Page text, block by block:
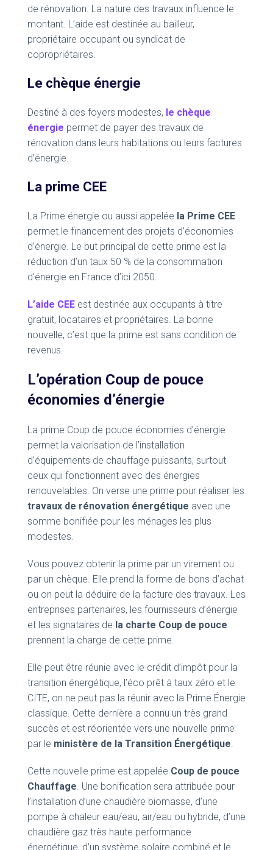
de rénovation. La nature des travaux influence le
montant. L’aide est destinée au bailleur,
propriétaire occupant ou syndicat de
copropriétaires.
Le chèque énergie
Destiné à des foyers modestes, le chèque
énergie permet de payer des travaux de
rénovation dans leurs habitations ou leurs factures
d’énergie.
La prime CEE
La Prime énergie ou aussi appelée la Prime CEE
permet le financement des projets d’économies
d’énergie. Le but principal de cette prime est la
réduction d’un taux 50 % de la consommation
d’énergie en France d’ici 2050.
L’aide CEE est destinée aux occupants à titre
gratuit, locataires et propriétaires. La bonne
nouvelle, c’est que la prime est sans condition de
revenus.
L’opération Coup de pouce
économies d’énergie
La prime Coup de pouce économies d’énergie
permet la valorisation de l’installation
d’équipements de chauffage puissants, surtout
ceux qui fonctionnent avec des énergies
renouvelables. On verse une prime pour réaliser les
travaux de rénovation énergétique avec une
somme bonifiée pour les ménages les plus
modestes.
Vous pouvez obtenir la prime par un virement ou
par un chèque. Elle prend la forme de bons d’achat
ou on peut la déduire de la facture des travaux. Les
entreprises partenaires, les fournisseurs d’énergie
et les signataires de la charte Coup de pouce
prennent la charge de cette prime.
Elle peut être réunie avec le crédit d’impôt pour la
transition énergétique, l’éco prêt à taux zéro et le
CITE, on ne peut pas la réunir avec la Prime Énergie
classique. Cette dernière a connu un très grand
succès et est réorientée vers une nouvelle prime
par le ministère de la Transition Énergétique.
Cette nouvelle prime est appelée Coup de pouce
Chauffage. Une bonification sera attribuée pour
l’installation d’une chaudière biomasse, d’une
pompe à chaleur eau/eau, air/eau ou hybride, d’une
chaudière gaz très haute performance
énergétique, d’un système solaire combiné et le